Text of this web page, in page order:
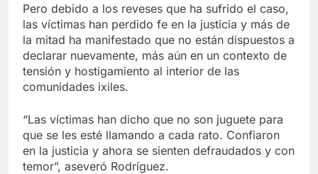
Pero debido a los reveses que ha sufrido el caso,
las víctimas han perdido fe en la justicia y más de
la mitad ha manifestado que no están dispuestos a
declarar nuevamente, más aún en un contexto de
tensión y hostigamiento al interior de las
comunidades ixiles.
“Las víctimas han dicho que no son juguete para
que se les esté llamando a cada rato. Confiaron
en la justicia y ahora se sienten defraudados y con
temor”, aseveró Rodríguez.